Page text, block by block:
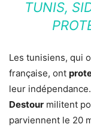
TUNIS,
Les tunisiens, qui
française, ont
leur indépendance.
Destour militent
parviennent le 20